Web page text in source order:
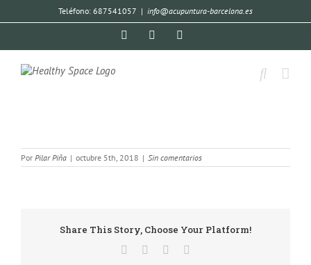
Teléfono: 687541057 | info@acupuntura-barcelona.es
Por Pilar Piña | octubre 5th, 2018 | Sin comentarios
Share This Story, Choose Your Platform!